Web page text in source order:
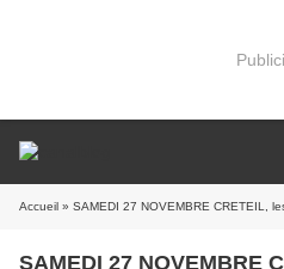
Accueil » SAMEDI 27 NOVEMBRE CRETEIL,
SAMEDI 27 NOVEMBRE